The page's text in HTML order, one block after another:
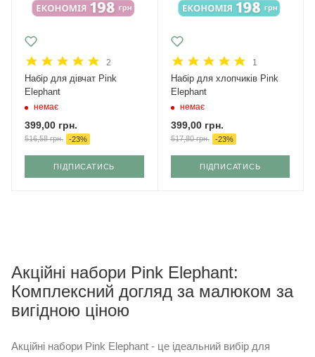
2
Набір для дівчат Pink
Elephant
немає
399,00 грн.
516,58грн. -23%
ПІДПИСАТИСЬ
1
Набір для хлопчиків Pink
Elephant
немає
399,00грн.
517,80грн. -23%
ПІДПИСАТИСЬ
Акційні набори Pink Elephant:
Комплексний догляд за малюком за
вигідною ціною
Акційні набори Pink Elephant - це ідеальний вибір для